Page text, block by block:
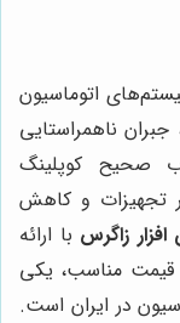
اتوماسیون
ناهمراستایی
صحیح کوپلینگ
تجهیزات و کاهش
افزار زاگرس با ارائه
قیمت مناسب، یکی
در ایران است.